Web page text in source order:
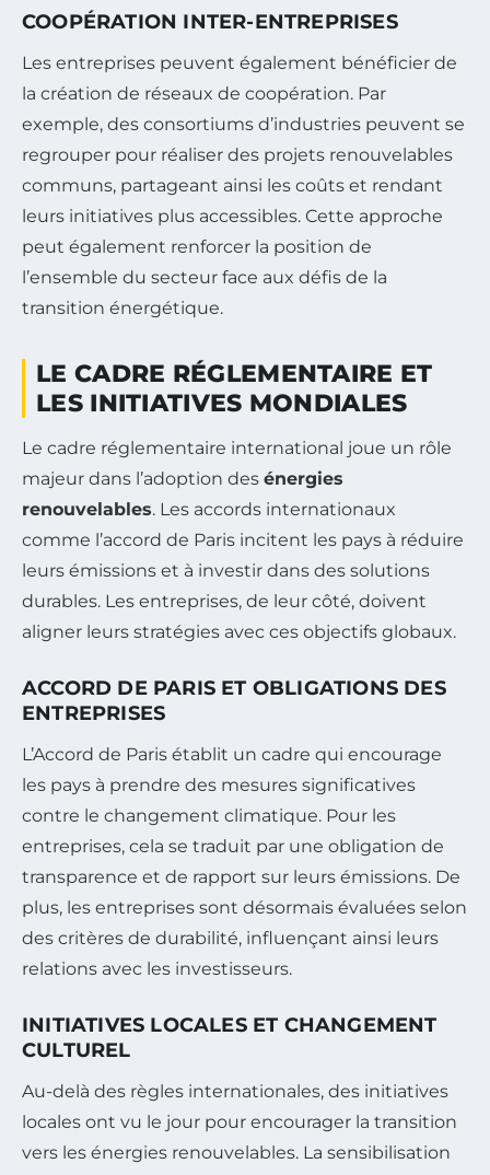
COOPÉRATION INTER-ENTREPRISES
Les entreprises peuvent également bénéficier de
la création de réseaux de coopération. Par
exemple, des consortiums d’industries peuvent se
regrouper pour réaliser des projets renouvelables
communs, partageant ainsi les coûts et rendant
leurs initiatives plus accessibles. Cette approche
peut également renforcer la position de
l’ensemble du secteur face aux défis de la
transition énergétique.
LE CADRE RÉGLEMENTAIRE ET
LES INITIATIVES MONDIALES
Le cadre réglementaire international joue un rôle
majeur dans l’adoption des énergies
renouvelables. Les accords internationaux
comme l’accord de Paris incitent les pays à réduire
leurs émissions et à investir dans des solutions
durables. Les entreprises, de leur côté, doivent
aligner leurs stratégies avec ces objectifs globaux.
ACCORD DE PARIS ET OBLIGATIONS DES
ENTREPRISES
L’Accord de Paris établit un cadre qui encourage
les pays à prendre des mesures significatives
contre le changement climatique. Pour les
entreprises, cela se traduit par une obligation de
transparence et de rapport sur leurs émissions. De
plus, les entreprises sont désormais évaluées selon
des critères de durabilité, influençant ainsi leurs
relations avec les investisseurs.
INITIATIVES LOCALES ET CHANGEMENT
CULTUREL
Au-delà des règles internationales, des initiatives
locales ont vu le jour pour encourager la transition
vers les énergies renouvelables. La sensibilisation